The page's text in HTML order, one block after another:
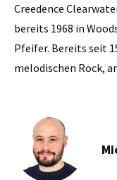
Creedence
bereits 1968 in
Pfeifer. Bereits seit
melodischen Rock,